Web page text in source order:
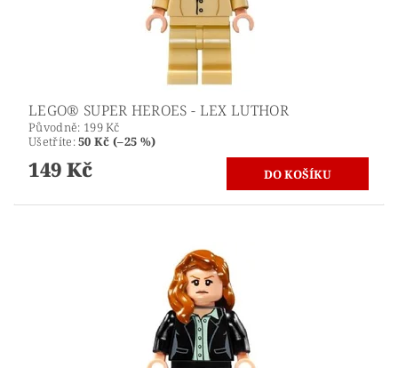
LEGO® SUPER HEROES - LEX LUTHOR
Původně: 199 Kč
Ušetříte:50 Kč (–25 %)
149 Kč